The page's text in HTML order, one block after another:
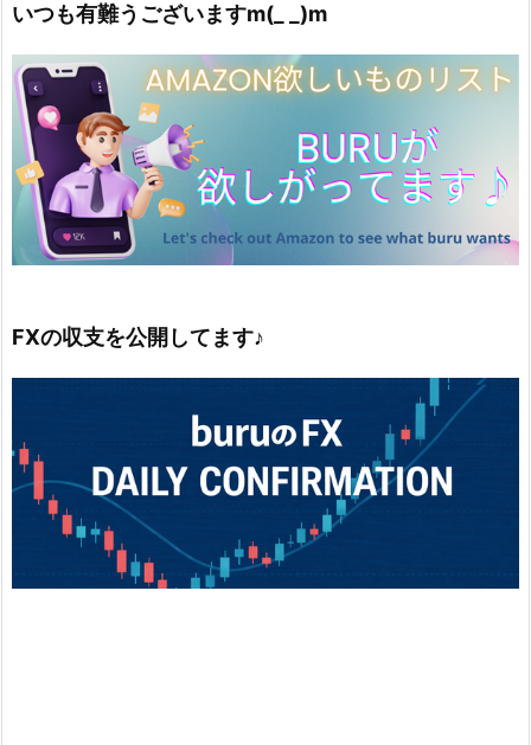
いつも有難うございますm(_ _)m
FXの収支を公開してます♪